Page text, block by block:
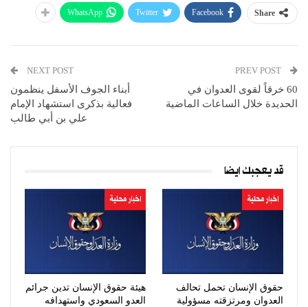
Share
Facebook
Twitter
WhatsApp
60 خرقاً لقوى العدوان في
الحديدة خلال الساعات الماضية
NEXT POST
أبناء الجوف الأسفل ينظمون
فعالية بذكرى استشهاد الإمام
علي بن أبي طالب
قد يعجبك ايضا
اخبار محلية
حقوق الإنسان تحمل تحالف
العدوان ومرتزقته مسؤولية
اخبار محلية
هيئة حقوق الإنسان تدين جرائم
العدو السعودي واستهدافه